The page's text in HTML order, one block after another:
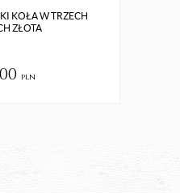
KOŁA W TRZECH
ZŁOTA
pln